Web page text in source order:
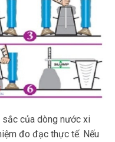
sắc của dòng nước xi
đo đạc thực tế. Nếu